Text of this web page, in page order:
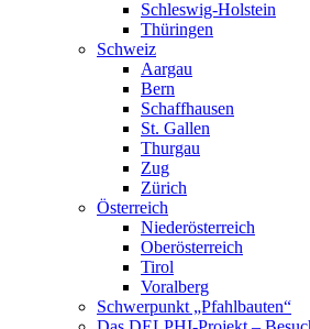
Schleswig-Holstein
Thüringen
Schweiz
Aargau
Bern
Schaffhausen
St. Gallen
Thurgau
Zug
Zürich
Österreich
Niederösterreich
Oberösterreich
Tirol
Voralberg
Schwerpunkt „Pfahlbauten“